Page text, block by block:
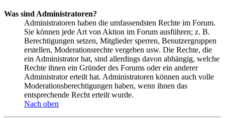
Was sind Administratoren?
Administratoren haben die umfassendsten Rechte im Forum.
Sie können jede Art von Aktion im Forum ausführen; z. B.
Berechtigungen setzen, Mitglieder sperren, Benutzergruppen
erstellen, Moderationsrechte vergeben usw. Die Rechte, die
ein Administrator hat, sind allerdings davon abhängig, welche
Rechte ihnen ein Gründer des Forums oder ein anderer
Administrator erteilt hat. Administratoren können auch volle
Moderationsberechtigungen haben, wenn ihnen das
entsprechende Recht erteilt wurde.
Nach oben